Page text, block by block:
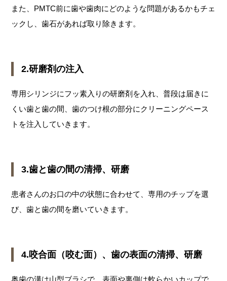
また、PMTC前に歯や歯肉にどのような問題があるかもチェ
ックし、歯石があれば取り除きます。
2.研磨剤の注入
専用シリンジにフッ素入りの研磨剤を入れ、普段は届きに
くい歯と歯の間、歯のつけ根の部分にクリーニングペース
トを注入していきます。
3.歯と歯の間の清掃、研磨
患者さんのお口の中の状態に合わせて、専用のチップを選
び、歯と歯の間を磨いていきます。
4.咬合面（咬む面）、歯の表面の清掃、研磨